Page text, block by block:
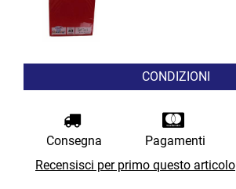
CONDIZIONI
Consegna Pagamenti
Recensisci per primo questo articolo